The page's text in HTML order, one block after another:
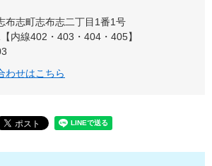
布志町志布志二丁目1番1号
内線402・403・404・405】
わせはこちら